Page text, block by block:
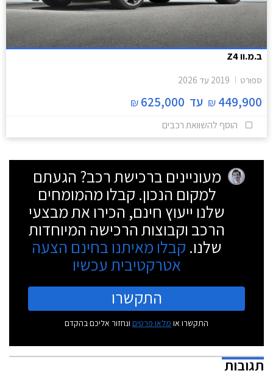
ב.מ.וו Z4
ספורט 2019 עד 2026
449,900
₪ עד 625,000
₪
הוסף להשוואת רכבים
מעוניינים ברכישת רכב? הגעתם
למקום הנכון. קבלו מהמומחים
שלנו ייעוץ חינם, הכירו את מבצעי
הרכב וקבוצות הרכישה המיוחדות
שלנו. קבלו מאיתנו בחינם הצעה
אטרקטיבית עכשיו
התקשרו
התקשרו או מלאו פרטים ונחזור אליכם בהקדם
תגובות